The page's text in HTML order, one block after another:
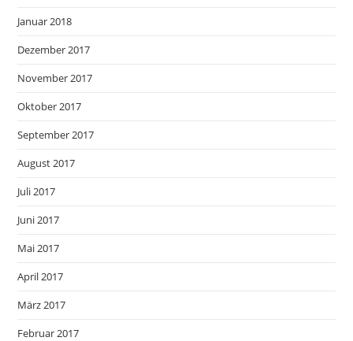
Januar 2018
Dezember 2017
November 2017
Oktober 2017
September 2017
August 2017
Juli 2017
Juni 2017
Mai 2017
April 2017
März 2017
Februar 2017